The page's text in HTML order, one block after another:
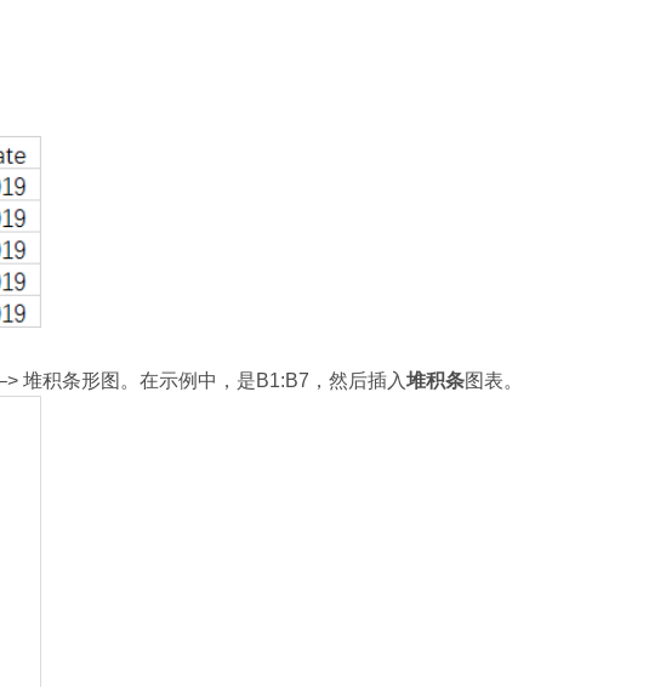
堆积条形图。在示例中，是B1:B7，然后插入堆积条图表。